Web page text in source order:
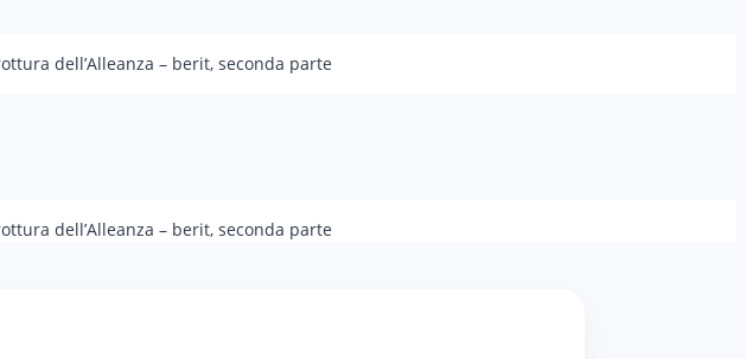
dell’Alleanza – berit, seconda parte
dell’Alleanza – berit, seconda parte